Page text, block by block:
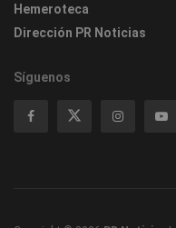
Hemeroteca
Dirección PR Noticias
Síguenos